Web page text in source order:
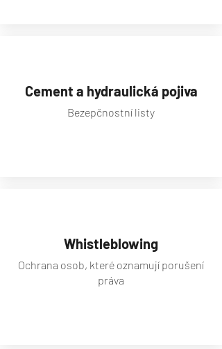
Cement a hydraulická pojiva
Bezepčnostní listy
Whistleblowing
Ochrana osob, které oznamují porušení
práva